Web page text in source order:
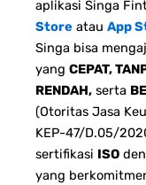
aplikasi Singa
Store atau App
Singa bisa
yang CEPAT,
RENDAH, serta
(Otoritas Jasa
KEP-47/D.05/
sertifikasi ISO
yang